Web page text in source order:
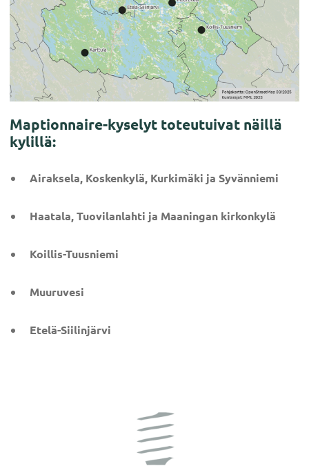
Maptionnaire-kyselyt toteutuivat näillä
kylillä:
Airaksela, Koskenkylä, Kurkimäki ja Syvänniemi
Haatala, Tuovilanlahti ja Maaningan kirkonkylä
Koillis-Tuusniemi
Muuruvesi
Etelä-Siilinjärvi